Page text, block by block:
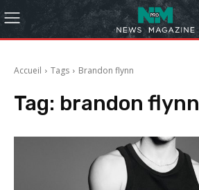
Accueil Tags Brandon flynn
Tag: brandon flynn